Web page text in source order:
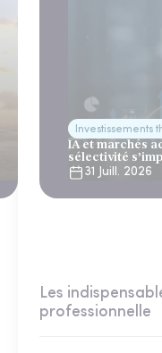
Investissements
IA et marchés
sélectivité
31 Juill. 2026
Les
professionnelle